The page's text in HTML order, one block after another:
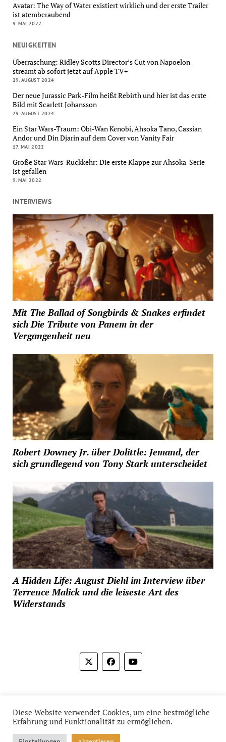
Avatar: The Way of Water existiert wirklich und der erste Trailer
ist atemberaubend
9. MAI 2022
NEUIGKEITEN
Überraschung: Ridley Scotts Director’s Cut von Napoelon
streamt ab sofort jetzt auf Apple TV+
29. AUGUST 2024
Der neue Jurassic Park-Film heißt Rebirth und hier ist das erste
Bild mit Scarlett Johansson
29. AUGUST 2024
Ein Star Wars-Traum: Obi-Wan Kenobi, Ahsoka Tano, Cassian
Andor und Din Djarin auf dem Cover von Vanity Fair
17. MAI 2022
Große Star Wars-Rückkehr: Die erste Klappe zur Ahsoka-Serie
ist gefallen
9. MAI 2022
INTERVIEWS
Mit The Ballad of Songbirds & Snakes erfindet
sich Die Tribute von Panem in der
Vergangenheit neu
Robert Downey Jr. über Dolittle: Jemand, der
sich grundlegend von Tony Stark unterscheidet
A Hidden Life: August Diehl im Interview über
Terrence Malick und die leiseste Art des
Widerstands
Diese Website verwendet Cookies, um eine bestmögliche
Erfahrung und Funktionalität zu ermöglichen.